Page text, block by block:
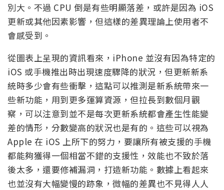
別大。不過 CPU 倒是有些明顯落差，或許是因為 iOS
更新或其他因素影響，但這樣的差異理論上使用者不
會感受到。
從圖表上呈現的資訊看來，iPhone 並沒有因為特定的
iOS 或手機推出時出現速度驟降的狀況，但更新新系
統時多少會有些衝擊，這點可以推測是新系統帶來一
些新功能，用到更多運算資源，但拉長到數個月觀
察，可以注意到並不是每次更新系統都會產生性能變
差的情形，分數變高的狀況也是有的。這些可以視為
Apple 在 iOS 上所下的努力，要讓所有被支援的手機
都能夠獲得一個相當不錯的支援性，效能也不致於落
後太多，還要修補漏洞，打造新功能。數據上看起來
也並沒有大幅變慢的跡象，微幅的差異也不見得人人